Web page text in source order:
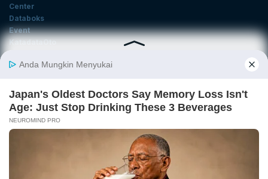
Center
Databoks
Event
KatadataOto
Email
Daftar
Advertising Karier